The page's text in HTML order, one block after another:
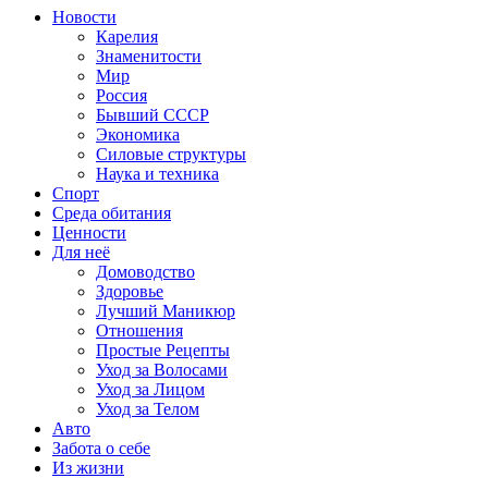
Новости
Карелия
Знаменитости
Мир
Россия
Бывший СССР
Экономика
Силовые структуры
Наука и техника
Спорт
Среда обитания
Ценности
Для неё
Домоводство
Здоровье
Лучший Маникюр
Отношения
Простые Рецепты
Уход за Волосами
Уход за Лицом
Уход за Телом
Авто
Забота о себе
Из жизни